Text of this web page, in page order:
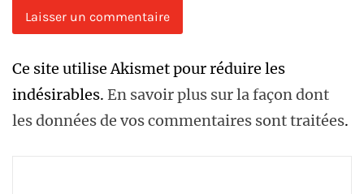
Ce site utilise Akismet pour réduire les
indésirables. En savoir plus sur la façon dont
les données de vos commentaires sont traitées.